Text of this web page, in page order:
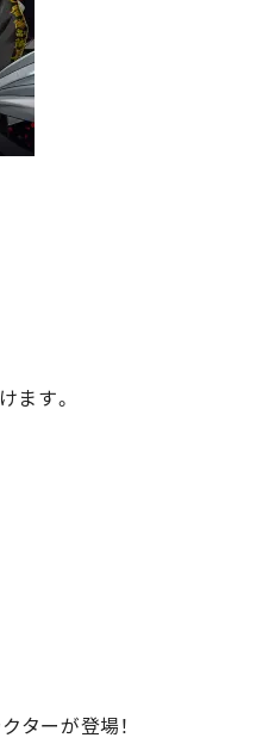
ます。
ターが登場！